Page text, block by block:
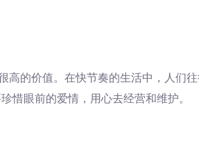
高的价值。在快节奏的生活中，人们
惜眼前的爱情，用心去经营和维护。